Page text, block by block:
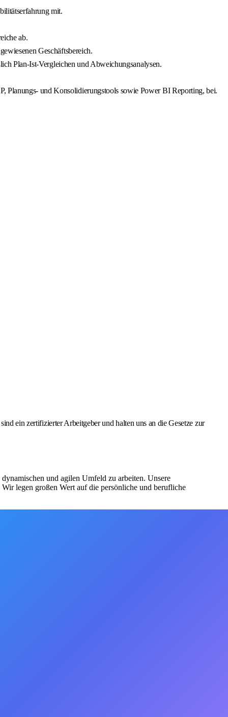
mit.
ab.
Geschäftsbereich.
Plan-Ist-Vergleichen und Abweichungsanalysen.
Planungs- und Konsolidierungstools sowie Power BI Reporting, bei.
ein zertifizierter Arbeitgeber und halten uns an die Gesetze zur
und agilen Umfeld zu arbeiten. Unsere
legen großen Wert auf die persönliche und berufliche